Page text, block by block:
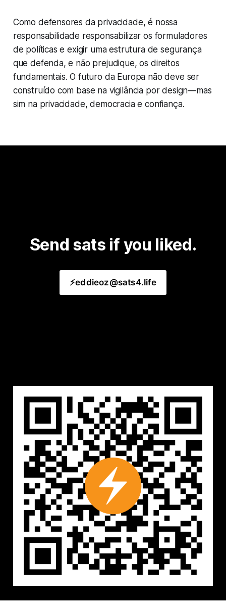
Como defensores da privacidade, é nossa
responsabilidade responsabilizar os formuladores
de políticas e exigir uma estrutura de segurança
que defenda, e não prejudique, os direitos
fundamentais. O futuro da Europa não deve ser
construído com base na vigilância por design—mas
sim na privacidade, democracia e confiança.
Send sats if you liked.
⚡️eddieoz@sats4.life